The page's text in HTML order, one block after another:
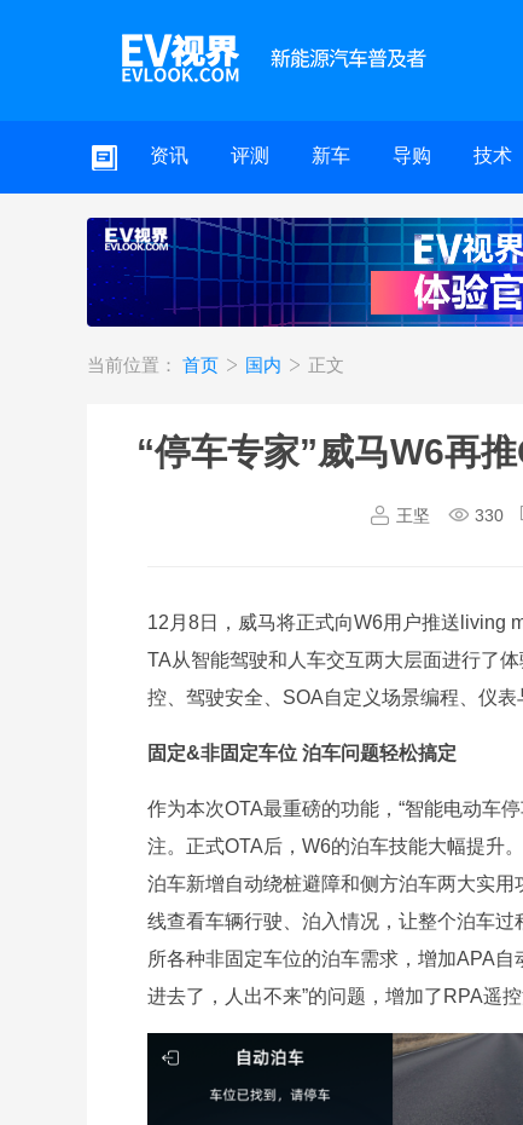
资讯 评测 新车 导购 技术
当前位置： 首页 国内 正文
“停车专家”威马W6再
王坚 330
12月8日，威马将正式向W6用户推送living
TA从智能驾驶和人车交互两大层面进行了体
控、驾驶安全、SOA自定义场景编程、仪
固定&非固定车位 泊车问题轻松搞定
作为本次OTA最重磅的功能，“智能电动车
注。正式OTA后，W6的泊车技能大幅提升
泊车新增自动绕桩避障和侧方泊车两大实
线查看车辆行驶、泊入情况，让整个泊车
所各种非固定车位的泊车需求，增加APA
进去了，人出不来”的问题，增加了RPA遥